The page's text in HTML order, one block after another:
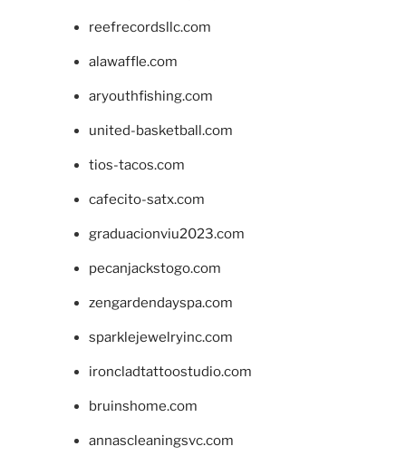
reefrecordsllc.com
alawaffle.com
aryouthfishing.com
united-basketball.com
tios-tacos.com
cafecito-satx.com
graduacionviu2023.com
pecanjackstogo.com
zengardendayspa.com
sparklejewelryinc.com
ironcladtattoostudio.com
bruinshome.com
annascleaningsvc.com